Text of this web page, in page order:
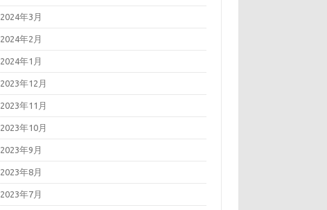
2024年3月
2024年2月
2024年1月
2023年12月
2023年11月
2023年10月
2023年9月
2023年8月
2023年7月